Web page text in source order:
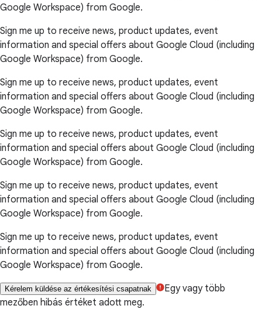
Google Workspace) from Google.
Sign me up to receive news, product updates, event
information and special offers about Google Cloud (including
Google Workspace) from Google.
Sign me up to receive news, product updates, event
information and special offers about Google Cloud (including
Google Workspace) from Google.
Sign me up to receive news, product updates, event
information and special offers about Google Cloud (including
Google Workspace) from Google.
Sign me up to receive news, product updates, event
information and special offers about Google Cloud (including
Google Workspace) from Google.
Sign me up to receive news, product updates, event
information and special offers about Google Cloud (including
Google Workspace) from Google.
Kérelem küldése az értékesítési csapatnak
Egy vagy több
mezőben hibás értéket adott meg.